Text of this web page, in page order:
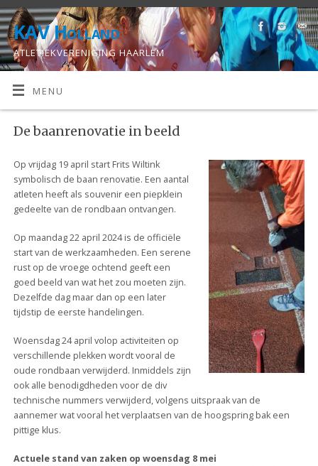
KAV Holland
ATLETIEKVERENIGING HAARLEM
MENU
De baanrenovatie in beeld
Op vrijdag 19 april start Frits Wiltink
symbolisch de baan renovatie. Een aantal
atleten heeft als souvenir een piepklein
gedeelte van de rondbaan ontvangen.
Op maandag 22 april 2024 is de officiële
start van de werkzaamheden. Een serene
rust op de vroege ochtend geeft een
goed beeld van wat het zou moeten zijn.
Dezelfde dag maar dan op een later
tijdstip de eerste handelingen.
Woensdag 24 april volop activiteiten op
verschillende plekken wordt vooral de
oude rondbaan verwijderd. Inmiddels zijn
ook alle benodigdheden voor de div
technische nummers verwijderd, volgens uitspraak van de
aannemer wat vooral het verplaatsen van de hoogspring bak een
pittige klus.
Actuele stand van zaken op woensdag 8 mei